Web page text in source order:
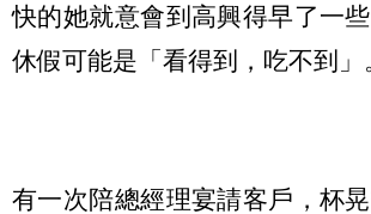
快的她就意會到高興得早了一
休假可能是「看得到，吃不到」
有一次陪總經理宴請客戶，杯